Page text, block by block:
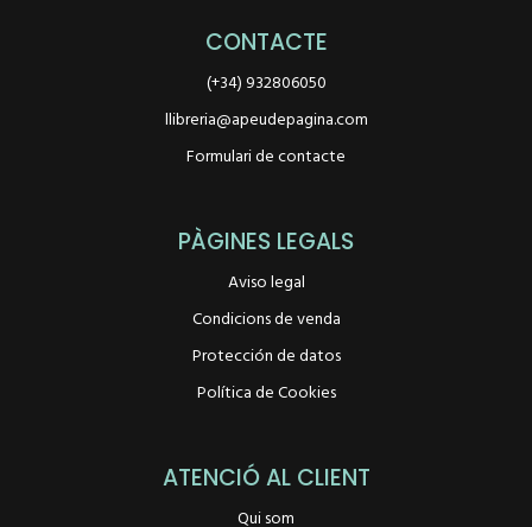
CONTACTE
(+34) 932806050
llibreria@apeudepagina.com
Formulari de contacte
PÀGINES LEGALS
Aviso legal
Condicions de venda
Protección de datos
Política de Cookies
ATENCIÓ AL CLIENT
Qui som